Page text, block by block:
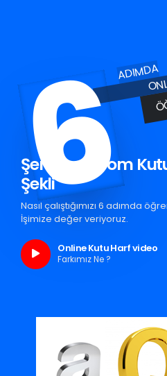
6ADIMDA
Şenkaya Krom
Şekli
Nasıl çalıştığımızı 6 adımda
İşimize değer veriyoruz.
Online Kutu Harf video
Farkımız Ne ?